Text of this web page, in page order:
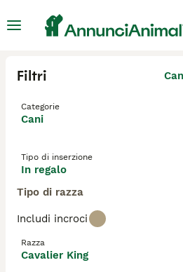
Filtri
Categorie
Cani
Tipo di inserzione
In regalo
Tipo di razza
Includi incroci
Razza
Cavalier King